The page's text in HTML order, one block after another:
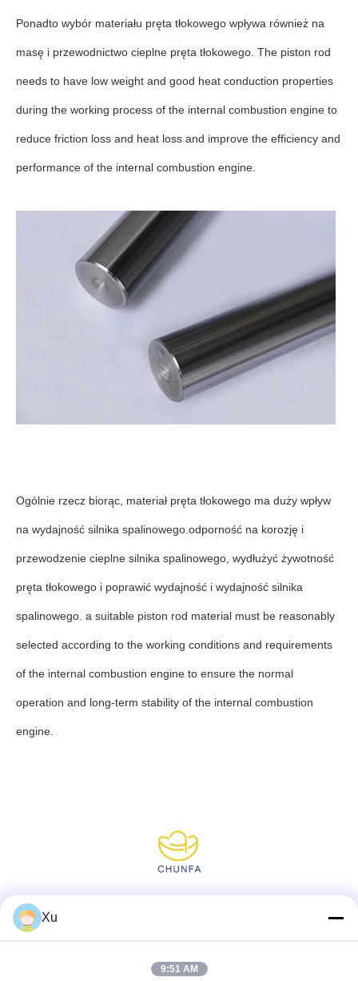
Ponadto wybór materiału pręta tłokowego wpływa również na
masę i przewodnictwo cieplne pręta tłokowego. The piston rod
needs to have low weight and good heat conduction properties
during the working process of the internal combustion engine to
reduce friction loss and heat loss and improve the efficiency and
performance of the internal combustion engine.
Ogólnie rzecz biorąc, materiał pręta tłokowego ma duży wpływ
na wydajność silnika spalinowego.odporność na korozję i
przewodzenie cieplne silnika spalinowego, wydłużyć żywotność
pręta tłokowego i poprawić wydajność i wydajność silnika
spalinowego. a suitable piston rod material must be reasonably
selected according to the working conditions and requirements
of the internal combustion engine to ensure the normal
operation and long-term stability of the internal combustion
engine.
Xu
9:51 AM